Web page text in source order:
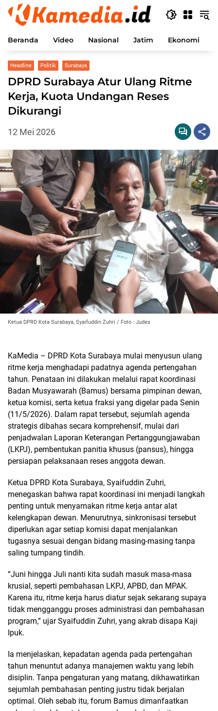
Langsung
konten
Beranda Video Nasional Jatim Ekonomi
Headline Politik Surabaya
DPRD Surabaya Atur Ulang Ritme
Kerja, Kuota Undangan Reses
Dikurangi
12 Mei 2026
Ketua DPRD Kota Surabaya, Syaifuddin Zuhri / Foto : Judes
KaMedia – DPRD Kota Surabaya mulai menyusun ulang
ritme kerja menghadapi padatnya agenda pertengahan
tahun. Penataan ini dilakukan melalui rapat koordinasi
Badan Musyawarah (Bamus) bersama pimpinan dewan,
ketua komisi, serta ketua fraksi yang digelar pada Senin
(11/5/2026). Dalam rapat tersebut, sejumlah agenda
strategis dibahas secara komprehensif, mulai dari
penjadwalan Laporan Keterangan Pertanggungjawaban
(LKPJ), pembentukan panitia khusus (pansus), hingga
persiapan pelaksanaan reses anggota dewan.
Ketua DPRD Kota Surabaya, Syaifuddin Zuhri,
menegaskan bahwa rapat koordinasi ini menjadi langkah
penting untuk menyamakan ritme kerja antar alat
kelengkapan dewan. Menurutnya, sinkronisasi tersebut
diperlukan agar setiap komisi dapat menjalankan
tugasnya sesuai dengan bidang masing-masing tanpa
saling tumpang tindih.
“Juni hingga Juli nanti kita sudah masuk masa-masa
krusial, seperti pembahasan LKPJ, APBD, dan MPAK.
Karena itu, ritme kerja harus diatur sejak sekarang supaya
tidak mengganggu proses administrasi dan pembahasan
program,” ujar Syaifuddin Zuhri, yang akrab disapa Kaji
Ipuk.
Ia menjelaskan, kepadatan agenda pada pertengahan
tahun menuntut adanya manajemen waktu yang lebih
disiplin. Tanpa pengaturan yang matang, dikhawatirkan
sejumlah pembahasan penting justru tidak berjalan
optimal. Oleh sebab itu, forum Bamus dimanfaatkan